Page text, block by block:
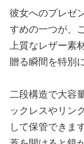
彼女へのプレゼ
すめの一つが、
上質なレザー素
贈る瞬間を特別
二段構造で大容
ックレスやリン
して保管できます